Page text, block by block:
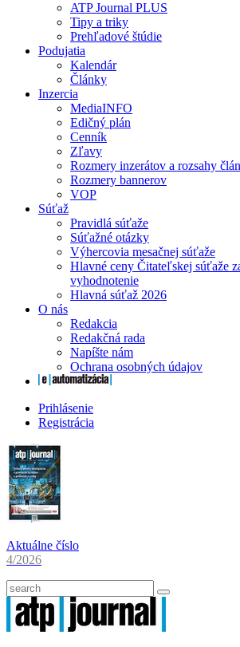
ATP Journal PLUS
Tipy a triky
Prehľadové štúdie
Podujatia
Kalendár
Články
Inzercia
MediaINFO
Edičný plán
Cenník
Zľavy
Rozmery inzerátov a rozsahy
Rozmery bannerov
VOP
Súťaž
Pravidlá súťaže
Súťažné otázky
Výhercovia mesačnej súťaže
Hlavné ceny Čitateľskej súťaže
vyhodnotenie
Hlavná súťaž 2026
O nás
Redakcia
Redakčná rada
Napíšte nám
Ochrana osobných údajov
Prihlásenie
Registrácia
Aktuálne číslo
4/2026